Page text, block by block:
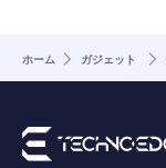
ホーム ガジェット